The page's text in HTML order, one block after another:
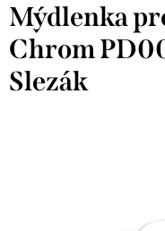
Mýdlenka
Chrom
Slezák